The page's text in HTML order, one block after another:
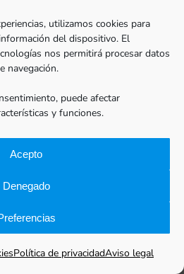
utilizamos cookies para
del dispositivo. El
nos permitirá procesar datos
navegación.
puede afectar
y funciones.
Acepto
Denegado
Política de privacidadAviso legal
en los datos, le rogamos
por escrito lo más ante
de mantener sus datos
durante un plazo
transcurrido el cual se
de los datos
en el tratamiento como
En este sentido,